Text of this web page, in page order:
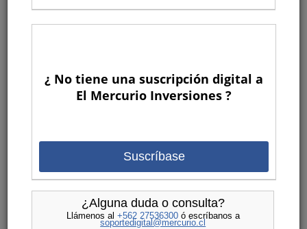
¿ No tiene una suscripción digital a
El Mercurio Inversiones ?
Suscríbase
¿Alguna duda o consulta?
Llámenos al +562 27536300ó escríbanos a
soportedigital@mercurio.cl